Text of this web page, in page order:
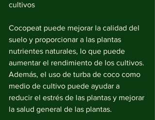
cultivos
Cocopeat puede mejorar la calidad del
suelo y proporcionar a las plantas
nutrientes naturales, lo que puede
aumentar el rendimiento de los cultivos.
Además, el uso de turba de coco como
medio de cultivo puede ayudar a
reducir el estrés de las plantas y mejorar
la salud general de las plantas.